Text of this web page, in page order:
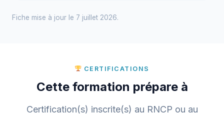
Fiche mise à jour le 7 juillet 2026.
CERTIFICATIONS
Cette formation prépare à
Certification(s) inscrite(s) au RNCP ou au